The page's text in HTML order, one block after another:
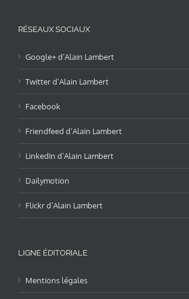
RÉSEAUX SOCIAUX
Google+ d’Alain Lambert
Twitter d’Alain Lambert
Facebook
Friendfeed d’Alain Lambert
LinkedIn d’Alain Lambert
Dailymotion
Flickr d’Alain Lambert
LIGNE ÉDITORIALE
Mentions légales